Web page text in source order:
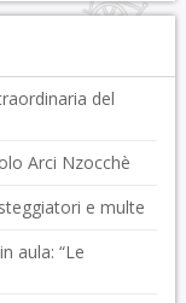
del
Arci Nzocchè
e multe
aula: “Le